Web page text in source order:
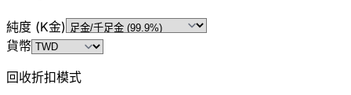
純度 (K金)
貨幣
回收折扣模式